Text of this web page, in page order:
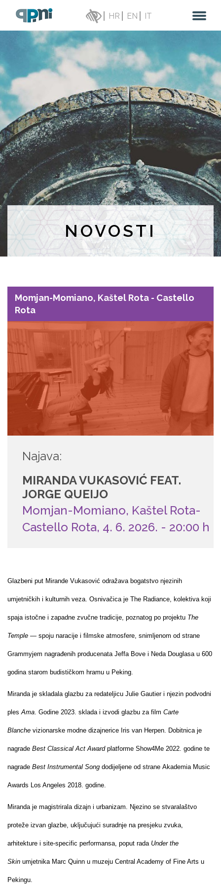
HR EN IT
NOVOSTI
Momjan-Momiano, Kaštel Rota - Castello
Rota
Najava:
MIRANDA VUKASOVIĆ FEAT.
JORGE QUEIJO
Momjan-Momiano, Kaštel Rota-
Castello Rota, 4. 6. 2026. - 20:00 h
Glazbeni put Mirande Vukasović odražava bogatstvo njezinih
umjetničkih i kulturnih veza. Osnivačica je The Radiance, kolektiva koji
spaja istočne i zapadne zvučne tradicije, poznatog po projektu The
Temple — spoju naracije i filmske atmosfere, snimljenom od strane
Grammyjem nagrađenih producenata Jeffa Bove i Neda Douglasa u 600
godina starom budističkom hramu u Peking.
Miranda je skladala glazbu za redateljicu Julie Gautier i njezin podvodni
ples Ama . Godine 2023. sklada i izvodi glazbu za film Carte
Blanche vizionarske modne dizajnerice Iris van Herpen. Dobitnica je
nagrade Best Classical Act Awardplatforme Show4Me 2022. godine te
nagrade Best Instrumental Song dodijeljene od strane Akademia Music
Awards Los Angeles 2018. godine.
Miranda je magistrirala dizajn i urbanizam. Njezino se stvaralaštvo
proteže izvan glazbe, uključujući suradnje na presjeku zvuka,
arhitekture i site-specific performansa, poput rada Under the
Skin umjetnika Marc Quinn u muzeju Central Academy of Fine Arts u
Pekingu.